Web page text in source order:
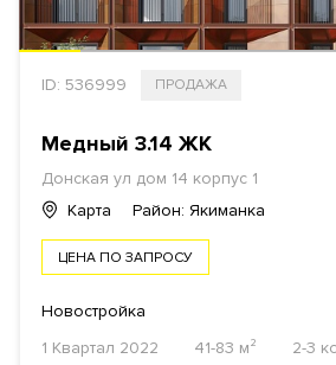
ID: 536999 ПРОДАЖА
Медный 3.14 ЖК
Донская ул дом 14 корпус 1
Карта
Район: Якиманка
ЦЕНА ПО ЗАПРОСУ
Новостройка
1 Квартал 2022
41-83 м²
2-3